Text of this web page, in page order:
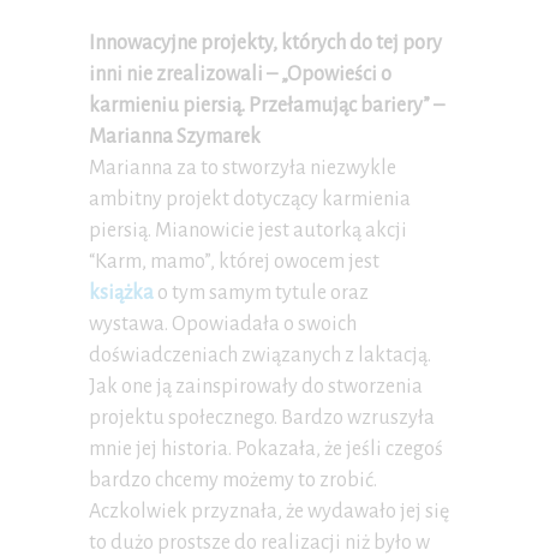
Innowacyjne projekty, których do tej pory
inni nie zrealizowali – „Opowieści o
karmieniu piersią. Przełamując bariery” –
Marianna Szymarek
Marianna za to stworzyła niezwykle
ambitny projekt dotyczący karmienia
piersią. Mianowicie jest autorką akcji
“Karm, mamo”, której owocem jest
książka o tym samym tytule oraz
wystawa. Opowiadała o swoich
doświadczeniach związanych z laktacją.
Jak one ją zainspirowały do stworzenia
projektu społecznego. Bardzo wzruszyła
mnie jej historia. Pokazała, że jeśli czegoś
bardzo chcemy możemy to zrobić.
Aczkolwiek przyznała, że wydawało jej się
to dużo prostsze do realizacji niż było w